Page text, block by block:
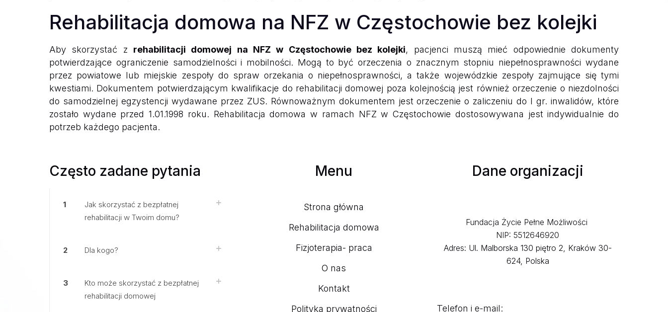
Rehabilitacja domowa na NFZ w Częstochowie bez kolejki
Aby skorzystać z rehabilitacji domowej na NFZ w Częstochowie bez kolejki, pacjenci muszą mieć odpowiednie dokumenty
potwierdzające ograniczenie samodzielności i mobilności. Mogą to być orzeczenia o znacznym stopniu niepełnosprawności wydane
przez powiatowe lub miejskie zespoły do spraw orzekania o niepełnosprawności, a także wojewódzkie zespoły zajmujące się tymi
kwestiami. Dokumentem potwierdzającym kwalifikacje do rehabilitacji domowej poza kolejnością jest również orzeczenie o niezdolności
do samodzielnej egzystencji wydawane przez ZUS. Równoważnym dokumentem jest orzeczenie o zaliczeniu do I gr. inwalidów, które
zostało wydane przed 1.01.1998 roku. Rehabilitacja domowa w ramach NFZ w Częstochowie dostosowywana jest indywidualnie do
potrzeb każdego pacjenta.
Często zadane pytania
1
Jak skorzystać z bezpłatnej
rehabilitacji w Twoim domu?
2 Dla kogo?
3
Kto może skorzystać z bezpłatnej
rehabilitacji domowej
Menu
Strona główna
Rehabilitacja domowa
Fizjoterapia- praca
O nas
Kontakt
Polityka prywatności
Dane organizacji
Fundacja Życie Pełne Możliwości
NIP: 5512646920
Adres: Ul. Malborska 130 piętro 2, Kraków 30-
624, Polska
Telefon i e-mail: